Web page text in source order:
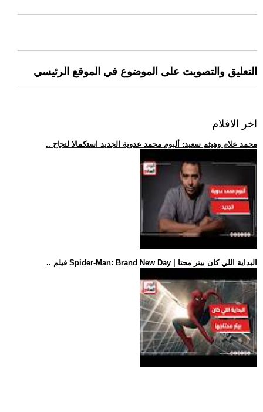
التعليق والتصويت على الموضوع في الموقع الرئيسي
اخر الافلام
.. محمد علام وهيثم سعيد: ألبوم محمد عدوية الجديد استكمالا لنجاح
.. فيلم Spider-Man: Brand New Day | البداية اللي كان بيتر محتا